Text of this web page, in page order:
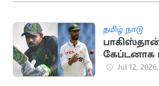
தமிழ் நாடு
கேப்டனாக
நியமனம்:
Jul 12,